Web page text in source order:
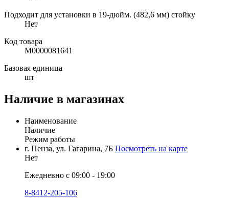
Подходит для установки в 19-дюйм. (482,6 мм) стойку
Нет
Код товара
М0000081641
Базовая единица
шт
Наличие в магазинах
Наименование
Наличие
Режим работы
г. Пенза, ул. Гагарина, 7Б Посмотреть на карте
Нет
Ежедневно с 09:00 - 19:00
8-8412-205-106